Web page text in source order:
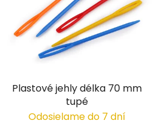
Plastové jehly délka 70 mm
tupé
Odosielame do 7 dní